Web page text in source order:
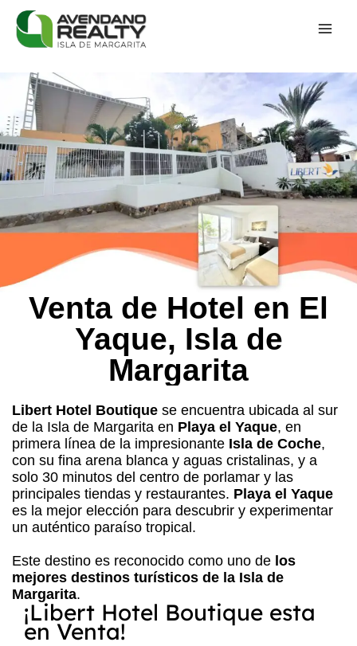
Venta de Hotel en El
Yaque, Isla de
Margarita
Libert Hotel Boutique se encuentra ubicada al sur
de la Isla de Margarita en Playa el Yaque, en
primera línea de la impresionante Isla de Coche,
con su fina arena blanca y aguas cristalinas, y a
solo 30 minutos del centro de porlamar y las
principales tiendas y restaurantes. Playa el Yaque
es la mejor elección para descubrir y experimentar
un auténtico paraíso tropical.
Este destino es reconocido como uno de los
mejores destinos turísticos de la Isla de
Margarita.
¡Libert Hotel Boutique esta
en Venta!